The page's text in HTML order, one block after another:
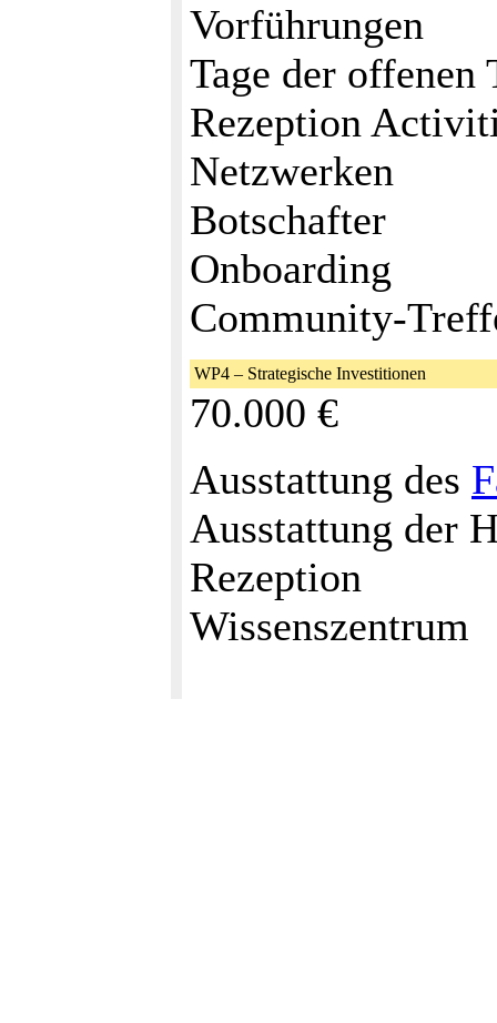
Vorführungen
Tage der offenen
Rezeption
Netzwerken
Botschafter
Onboarding
Community-
WP4 – Strategische Investitionen
70.000 €
Ausstattung des
Ausstattung der
Rezeption
Wissenszentrum